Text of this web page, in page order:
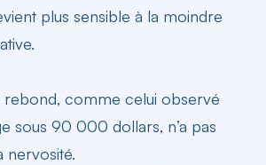
plus sensible à la moindre
comme celui observé
sous 90 000 dollars, n’a pas
nervosité.